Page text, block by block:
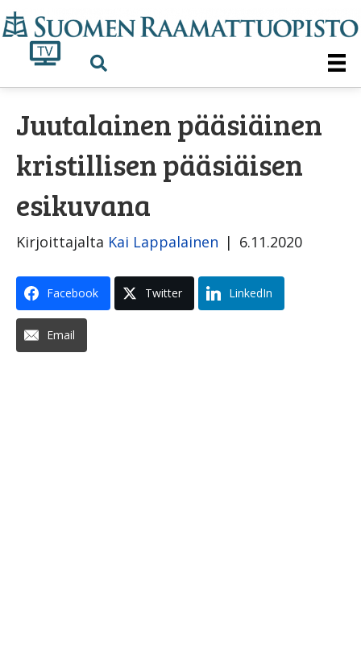
Juutalainen pääsiäinen
kristillisen pääsiäisen
esikuvana
Kirjoittajalta Kai Lappalainen | 6.11.2020
Facebook Twitter LinkedIn
Email